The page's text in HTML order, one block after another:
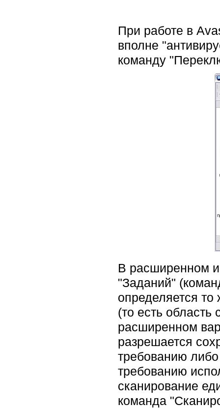
При работе в
вполне
команду
В расширенном
"Заданий"
определяется
(то есть
расширенном
разрешается
требованию
требованию
сканирование
команда